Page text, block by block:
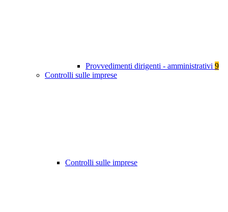
Provvedimenti dirigenti - amministrativi 9
Controlli sulle imprese
Controlli sulle imprese